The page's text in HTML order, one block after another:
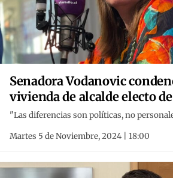
Senadora Vodanovic
vivienda de alcalde electo
"Las diferencias son políticas, no
Martes 5 de Noviembre, 2024 | 18:00